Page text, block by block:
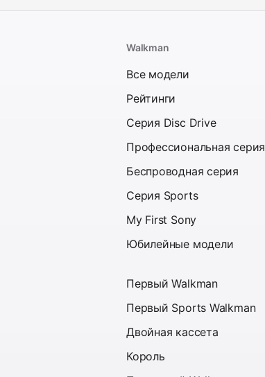
Walkman
Все модели
Рейтинги
Серия Disc Drive
Профессиональная серия
Беспроводная серия
Серия Sports
My First Sony
Юбилейные модели
Первый Walkman
Первый Sports Walkman
Двойная кассета
Король